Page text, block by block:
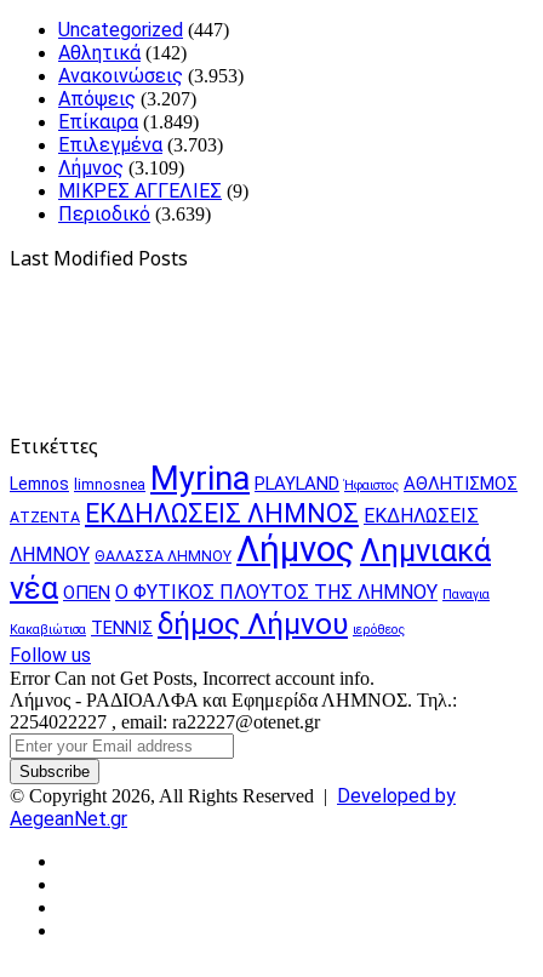
Uncategorized (447)
Αθλητικά (142)
Ανακοινώσεις (3.953)
Απόψεις (3.207)
Επίκαιρα (1.849)
Επιλεγμένα (3.703)
Λήμνος (3.109)
ΜΙΚΡΕΣ ΑΓΓΕΛΙΕΣ (9)
Περιοδικό (3.639)
Last Modified Posts
Ετικέττες
Lemnos limnosnea Myrina PLAYLAND Ήφαιστος ΑΘΛΗΤΙΣΜΟΣ
ΑΤΖΕΝΤΑ ΕΚΔΗΛΩΣΕΙΣ ΛΗΜΝΟΣ ΕΚΔΗΛΩΣΕΙΣ
ΛΗΜΝΟΥ ΘΑΛΑΣΣΑ ΛΗΜΝΟΥ Λήμνος Λημνιακά
νέα ΟΠΕΝ Ο ΦΥΤΙΚΟΣ ΠΛΟΥΤΟΣ ΤΗΣ ΛΗΜΝΟΥ Παναγια
Κακαβιώτισα ΤΕΝΝΙΣ δήμος Λήμνου ιερόθεος
Follow us
Error Can not Get Posts, Incorrect account info.
Λήμνος - ΡΑΔΙΟΑΛΦΑ και Εφημερίδα ΛΗΜΝΟΣ. Τηλ.:
2254022227 , email: ra22227@otenet.gr
Enter
your
Email
address
© Copyright 2026, All Rights Reserved | Developed by
AegeanNet.gr